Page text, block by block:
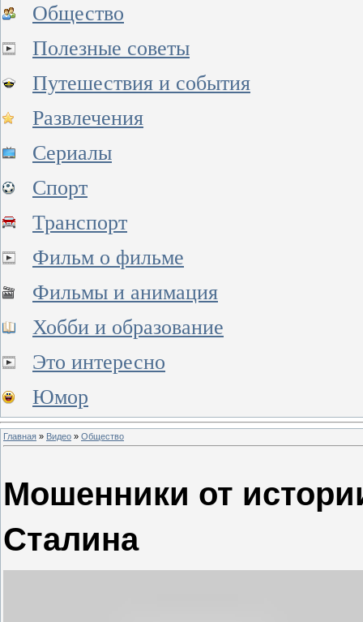
Общество
Полезные советы
Путешествия и события
Развлечения
Сериалы
Спорт
Транспорт
Фильм о фильме
Фильмы и анимация
Хобби и образование
Это интересно
Юмор
Главная » Видео » Общество
Мошенники от
Сталина